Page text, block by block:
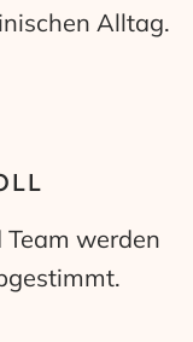
Alltag.
werden